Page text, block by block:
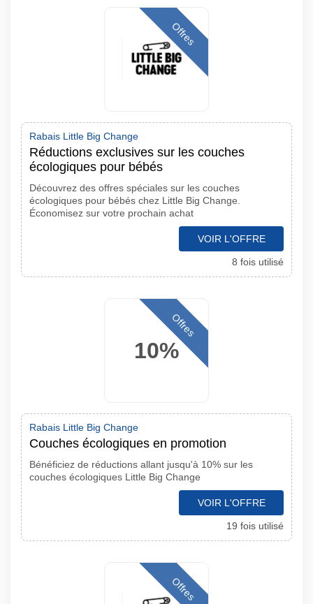
Offres
Rabais Little Big Change
Réductions exclusives sur les couches
écologiques pour bébés
Découvrez des offres spéciales sur les couches
écologiques pour bébés chez Little Big Change.
Économisez sur votre prochain achat
VOIR L'OFFRE
8 fois utilisé
10%
Offres
Rabais Little Big Change
Couches écologiques en promotion
Bénéficiez de réductions allant jusqu'à 10% sur les
couches écologiques Little Big Change
VOIR L'OFFRE
19 fois utilisé
Offres